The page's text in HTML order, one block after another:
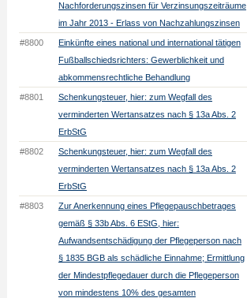
Nachforderungszinsen für Verzinsungszeiträume
im Jahr 2013 - Erlass von Nachzahlungszinsen
#8800
Einkünfte eines national und international tätigen
Fußballschiedsrichters: Gewerblichkeit und
abkommensrechtliche Behandlung
#8801
Schenkungsteuer, hier: zum Wegfall des
verminderten Wertansatzes nach § 13a Abs. 2
ErbStG
#8802
Schenkungsteuer, hier: zum Wegfall des
verminderten Wertansatzes nach § 13a Abs. 2
ErbStG
#8803
Zur Anerkennung eines Pflegepauschbetrages
gemäß § 33b Abs. 6 EStG, hier:
Aufwandsentschädigung der Pflegeperson nach
§ 1835 BGB als schädliche Einnahme; Ermittlung
der Mindestpflegedauer durch die Pflegeperson
von mindestens 10% des gesamten